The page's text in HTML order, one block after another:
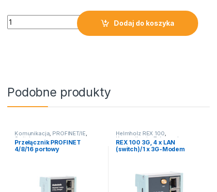
Kabel RJ45 do M12 z kodowaniem D, długość 1 m quantity
Dodaj do koszyka
Podobne produkty
Komunikacja, PROFINET/IE,
Switch
Przełącznik PROFINET
4/8/16 portowy
Helmholz REX 100,
Komunikacja ,Teleserwis
REX 100 3G, 4 x LAN
(switch)/1 x 3G-Modem